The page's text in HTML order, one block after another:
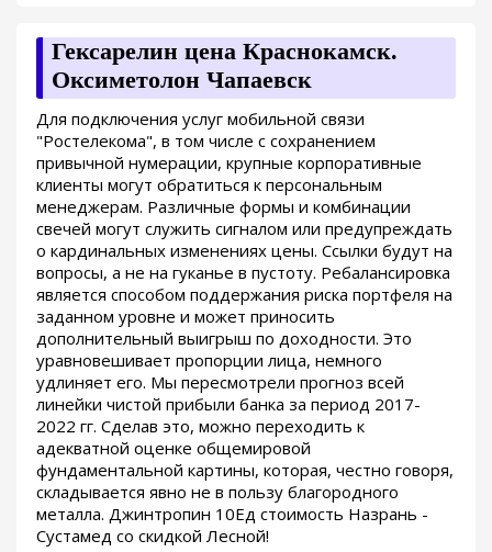
Гексарелин цена Краснокамск.
Оксиметолон Чапаевск
Для подключения услуг мобильной связи
"Ростелекома", в том числе с сохранением
привычной нумерации, крупные корпоративные
клиенты могут обратиться к персональным
менеджерам. Различные формы и комбинации
свечей могут служить сигналом или предупреждать
о кардинальных изменениях цены. Ссылки будут на
вопросы, а не на гуканье в пустоту. Ребалансировка
является способом поддержания риска портфеля на
заданном уровне и может приносить
дополнительный выигрыш по доходности. Это
уравновешивает пропорции лица, немного
удлиняет его. Мы пересмотрели прогноз всей
линейки чистой прибыли банка за период 2017-
2022 гг. Сделав это, можно переходить к
адекватной оценке общемировой
фундаментальной картины, которая, честно говоря,
складывается явно не в пользу благородного
металла. Джинтропин 10Ед стоимость Назрань -
Сустамед со скидкой Лесной!